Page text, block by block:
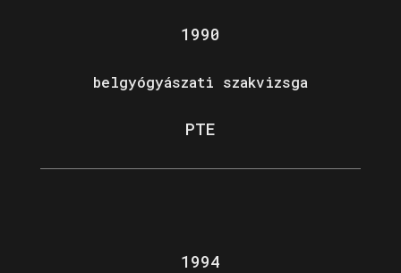
1990
belgyógyászati szakvizsga
PTE
1994